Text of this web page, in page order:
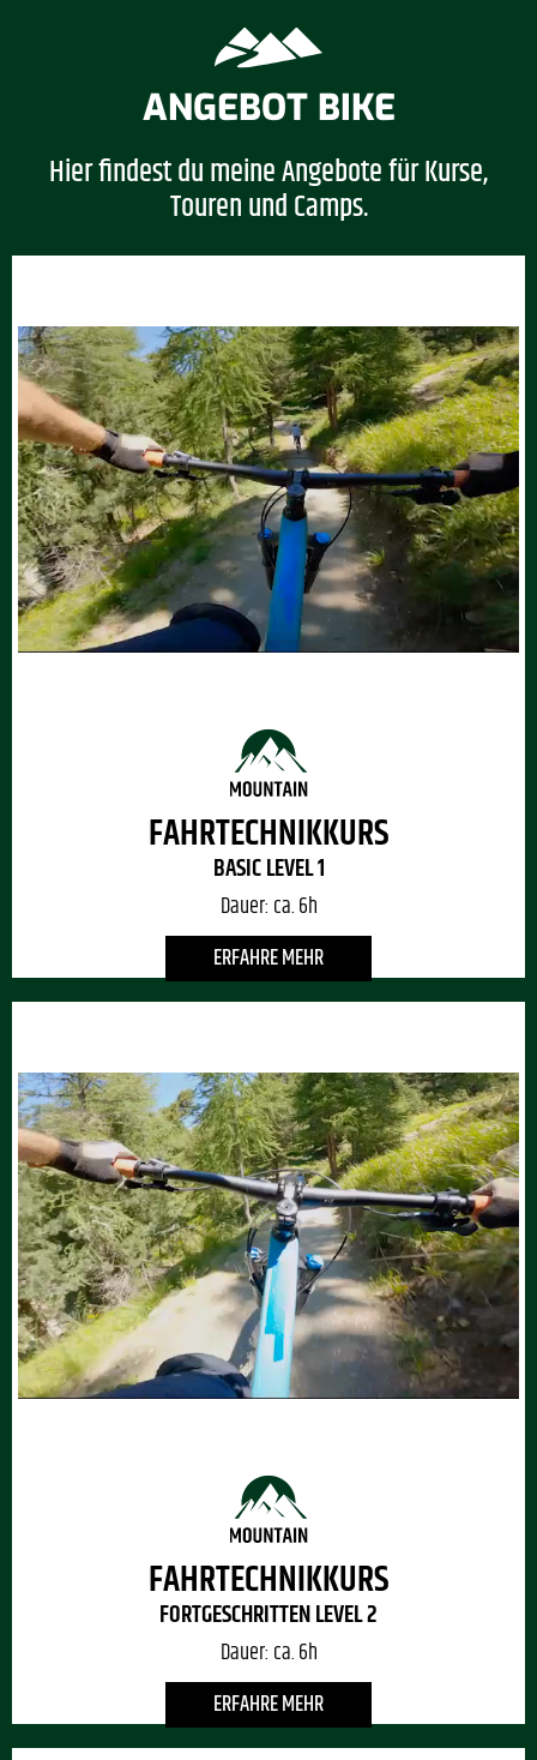
ANGEBOT BIKE
Hier findest du meine Angebote für Kurse,
Touren und Camps.
FAHRTECHNIKKURS
BASIC LEVEL 1
Dauer: ca. 6h
ERFAHRE MEHR
FAHRTECHNIKKURS
FORTGESCHRITTEN LEVEL 2
Dauer: ca. 6h
ERFAHRE MEHR